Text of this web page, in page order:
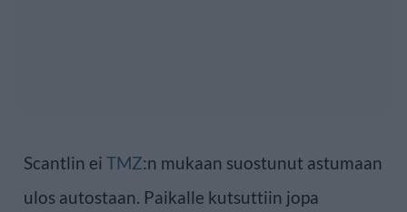
Scantlin ei TMZ:n mukaan suostunut astumaan
ulos autostaan. Paikalle kutsuttiin jopa